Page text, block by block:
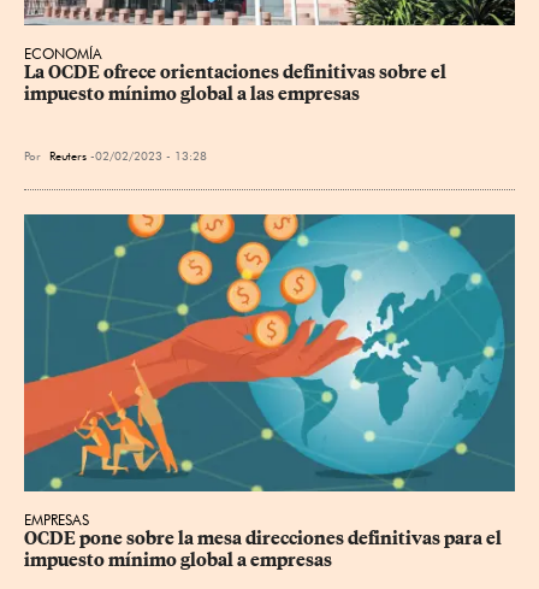
ECONOMÍA
La OCDE ofrece orientaciones definitivas sobre el
impuesto mínimo global a las empresas
Por Reuters 02/02/2023 - 13:28
EMPRESAS
OCDE pone sobre la mesa direcciones definitivas para el
impuesto mínimo global a empresas